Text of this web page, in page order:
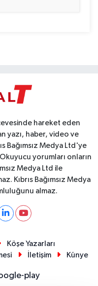
hareket eden
yazı, haber, video ve
Bağımsız Medya Ltd'ye
yorumları onların
Medya Ltd ile
Kıbrıs Bağımsız Medya
almaz.
Köşe Yazarları
İletişim Künye